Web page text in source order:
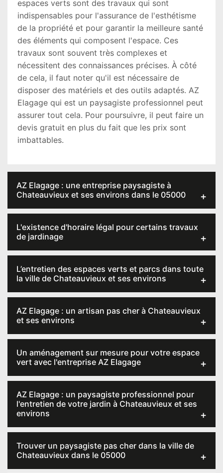
espaces verts sont des travaux qui sont
indispensables pour l'assurance de l'esthétisme
de la propriété et pour garantir la meilleure santé
des éléments qui composent l'espace. Ces
travaux sont souvent très complexes et
nécessitent des connaissances précises. À côté
de cela, il faut noter qu'il est nécessaire de
disposer des matériels et des outils adaptés. AZ
Elagage qui est un paysagiste professionnel peut
assurer tout cela. Pour poursuivre, il peut faire un
devis gratuit en plus du fait que les prix sont
imbattables.
AZ Elagage : une entreprise paysagiste à
Chateauvieux et ses environs dans le 05000
L'existence d'horaire légal pour certains travaux
de jardinage
L’entretien des espaces verts et parcs dans toute
la ville de Chateauvieux et ses environs
AZ Elagage : un artisan pas cher à Chateauvieux
et ses environs
Un aménagement sur mesure pour votre espace
vert avec l'entreprise AZ Elagage
AZ Elagage : un paysagiste professionnel pour
l'entretien de votre jardin à Chateauvieux et ses
environs
Trouver un paysagiste pas cher dans la ville de
Chateauvieux dans le 05000